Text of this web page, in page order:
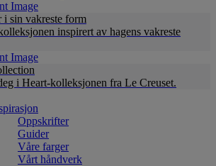
i sin vakreste form
inspirert av hagens vakreste
i Heart-kolleksjonen fra Le Creuset.
Oppskrifter
Guider
Våre farger
Vårt håndverk